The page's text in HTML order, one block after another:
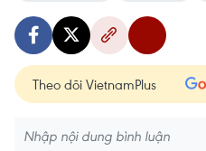
Theo dõi VietnamPlus